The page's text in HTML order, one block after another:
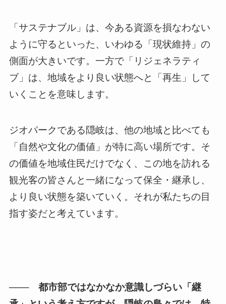
「サステナブル」は、今ある資源を損なわない
ように守るといった、いわゆる「現状維持」の
側面が大きいです。一方で「リジェネラティ
ブ」は、地域をより良い状態へと「再生」して
いくことを意味します。
ジオパークである隠岐は、他の地域と比べても
「自然や文化の価値」が特に高い場所です。そ
の価値を地域住民だけでなく、この地を訪れる
観光客の皆さんと一緒になって保全・継承し、
より良い状態を築いていく。それが私たちの目
指す姿だと考えています。
─── 都市部ではなかなか意識しづらい「継